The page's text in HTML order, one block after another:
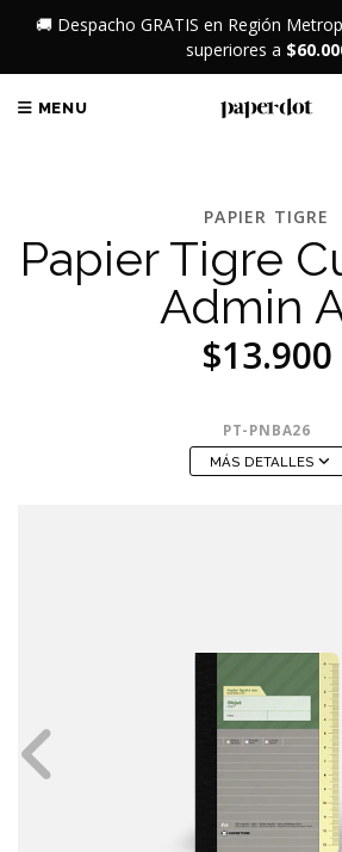
🚚 Despacho GRATIS en Región
superiores a
MENU
PAPIER TIGRE
Papier Tigre
Admin
$13.900
PT-PNBA26
MÁS DETALLES